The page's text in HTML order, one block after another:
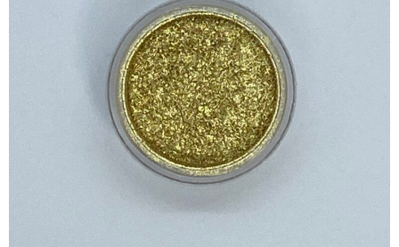
ギルディングに（金彩）